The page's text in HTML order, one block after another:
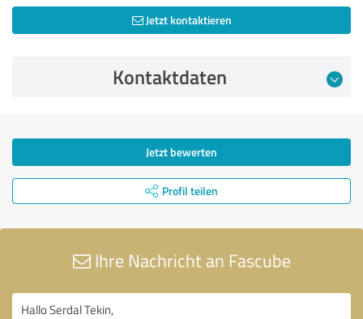
Jetzt kontaktieren
Kontaktdaten
Jetzt bewerten
Profil teilen
Ihre Nachricht an Fascube